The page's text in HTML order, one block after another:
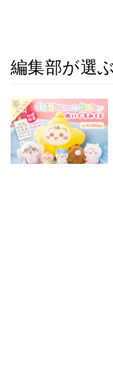
編集部が選